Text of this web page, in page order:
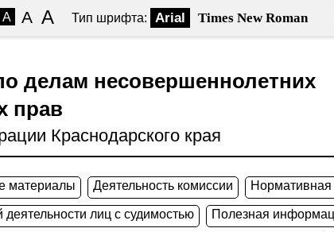
A A A Тип шрифта: Arial Times New Roman
делам несовершеннолетних
прав
Краснодарского края
материалы Деятельность комиссии Нормативная
деятельности лиц с судимостью Полезная